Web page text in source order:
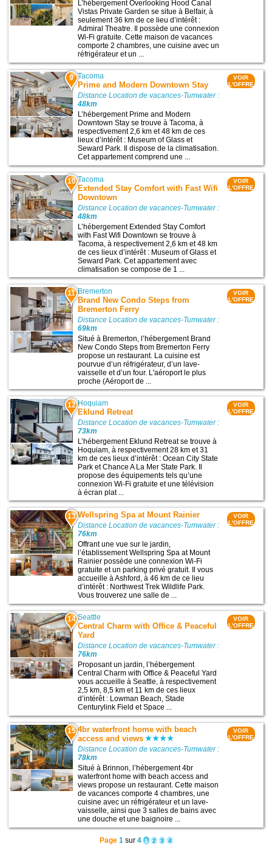
L’hébergement Overlooking Hood Canal
Vistas Private Garden se situe à Belfair, à
seulement 36 km de ce lieu d’intérêt :
Admiral Theatre. Il possède une connexion
Wi-Fi gratuite. Cette maison de vacances
comporte 2 chambres, une cuisine avec un
réfrigérateur et un ...
9 Tacoma
Prime and Modern Downtown Stay
Distance Location de vacances-Tumwater :
48km
L’hébergement Prime and Modern
Downtown Stay se trouve à Tacoma, à
respectivement 2,6 km et 48 km de ces
lieux d’intérêt : Museum of Glass et
Seward Park. Il dispose de la climatisation.
Cet appartement comprend une ...
VOIR
L'OFFRE
10 Tacoma
Extended Stay Comfort with Fast Wifi
Downtown
Distance Location de vacances-Tumwater :
48km
L’hébergement Extended Stay Comfort
with Fast Wifi Downtown se trouve à
Tacoma, à respectivement 2,6 km et 48 km
de ces lieux d’intérêt : Museum of Glass et
Seward Park. Cet appartement avec
climatisation se compose de 1 ...
VOIR
L'OFFRE
11 Bremerton
Brand New Condo Steps from
Bremerton Ferry
Distance Location de vacances-Tumwater :
69km
Situé à Bremerton, l’hébergement Brand
New Condo Steps from Bremerton Ferry
propose un restaurant. La cuisine est
pourvue d’un réfrigérateur, d’un lave-
vaisselle et d’un four. L'aéroport le plus
proche (Aéroport de ...
VOIR
L'OFFRE
12 Hoquiam
Eklund Retreat
Distance Location de vacances-Tumwater :
73km
L’hébergement Eklund Retreat se trouve à
Hoquiam, à respectivement 28 km et 31
km de ces lieux d’intérêt : Ocean City State
Park et Chance A La Mer State Park. Il
propose des équipements tels qu’une
connexion Wi-Fi gratuite et une télévision
à écran plat ...
VOIR
L'OFFRE
13 Wellspring Spa at Mount Rainier
Distance Location de vacances-Tumwater :
76km
Offrant une vue sur le jardin,
l’établissement Wellspring Spa at Mount
Rainier possède une connexion Wi-Fi
gratuite et un parking privé gratuit. Il vous
accueille à Ashford, à 46 km de ce lieu
d’intérêt : Northwest Trek Wildlife Park.
Vous trouverez une salle de ...
VOIR
L'OFFRE
14 Seattle
Central Charm with Office & Peaceful
Yard
Distance Location de vacances-Tumwater :
76km
Proposant un jardin, l’hébergement
Central Charm with Office & Peaceful Yard
vous accueille à Seattle, à respectivement
2,5 km, 8,5 km et 11 km de ces lieux
d’intérêt : Lowman Beach, Stade
Centurylink Field et Space ...
VOIR
L'OFFRE
15 4br waterfront home with beach
access and views
Distance Location de vacances-Tumwater :
78km
Situé à Brinnon, l’hébergement 4br
waterfront home with beach access and
views propose un restaurant. Cette maison
de vacances comporte 4 chambres, une
cuisine avec un réfrigérateur et un lave-
vaisselle, ainsi que 3 salles de bains avec
une douche et une baignoire ...
VOIR
L'OFFRE
Page 1sur 4 1 2 3 4